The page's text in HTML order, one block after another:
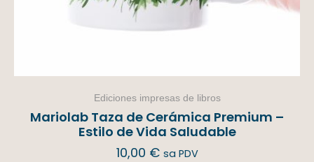
Ediciones impresas de libros
Mariolab Taza de Cerámica Premium –
Estilo de Vida Saludable
10,00 € sa PDV